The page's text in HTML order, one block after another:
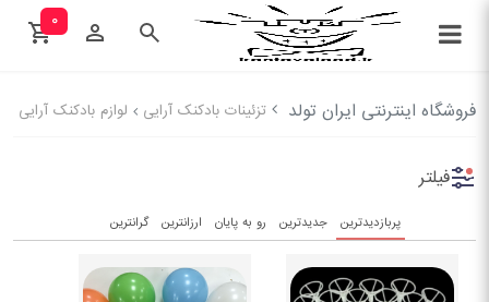
۰
فروشگاه اینترنتی ایران تولد تزئینات بادکنک آرایی لوازم بادکنک آرایی
فیلتر
پربازدیدترین جدیدترین رو به پایان ارزانترین گرانترین